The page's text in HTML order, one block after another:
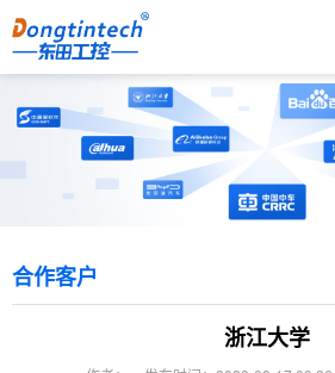
合作客户
浙江大学